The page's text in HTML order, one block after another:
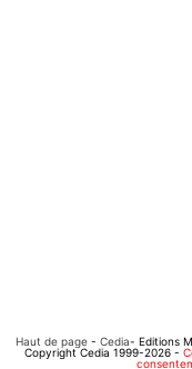
Haut de page - Cedia- Editions
Copyright Cedia 1999-2026 -